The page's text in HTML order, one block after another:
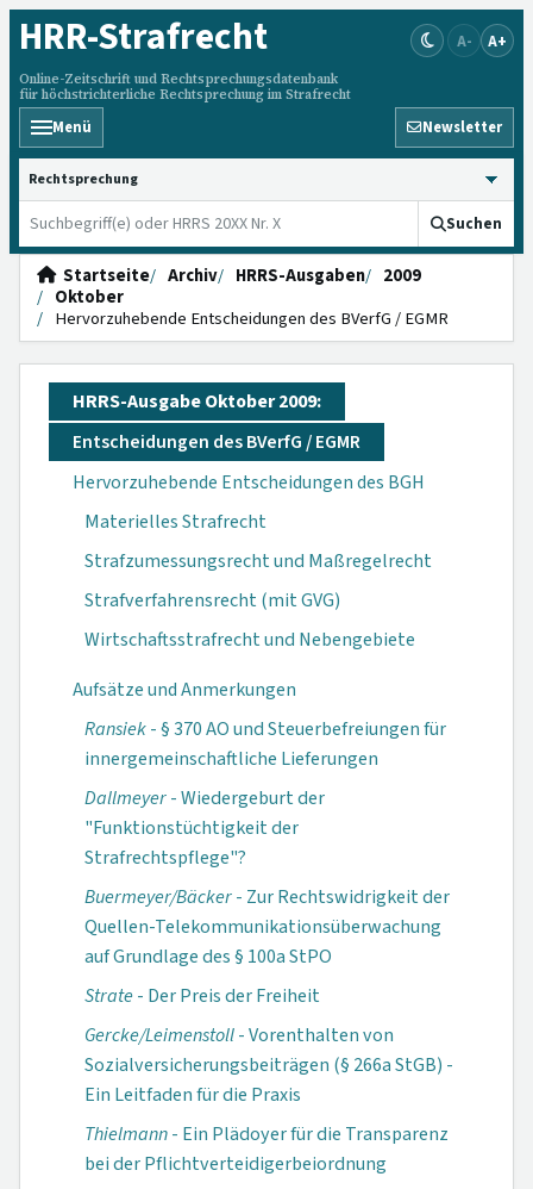
HRR-Strafrecht
Online-Zeitschrift und Rechtsprechungsdatenbank
für höchstrichterliche Rechtsprechung im Strafrecht
A- A+
Menü Newsletter
HRRS durchsuchen
Suchen
Startseite Archiv HRRS-Ausgaben
2009
Oktober
Hervorzuhebende Entscheidungen des BVerfG / EGMR
HRRS-Ausgabe Oktober 2009:
Entscheidungen des BVerfG / EGMR
Hervorzuhebende Entscheidungen des BGH
Materielles Strafrecht
Strafzumessungsrecht und Maßregelrecht
Strafverfahrensrecht (mit GVG)
Wirtschaftsstrafrecht und Nebengebiete
Aufsätze und Anmerkungen
Ransiek- § 370 AO und Steuerbefreiungen für
innergemeinschaftliche Lieferungen
Dallmeyer- Wiedergeburt der
"Funktionstüchtigkeit der
Strafrechtspflege"?
Buermeyer/Bäcker- Zur Rechtswidrigkeit der
Quellen-Telekommu­nikationsüberwachung
auf Grundlage des § 100a StPO
Strate- Der Preis der Freiheit
Gercke/Leimenstoll- Vorenthalten von
Sozialversicherungs­beiträgen (§ 266a StGB) -
Ein Leitfaden für die Praxis
Thielmann- Ein Plädoyer für die Transparenz
bei der Pflichtverteidigerbei­ordnung